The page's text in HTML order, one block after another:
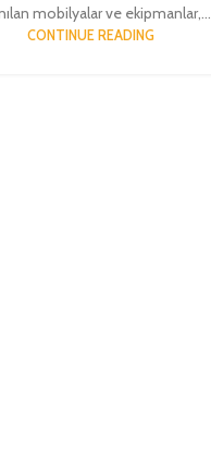
mobilyalar ve ekipmanlar,...
CONTINUE READING